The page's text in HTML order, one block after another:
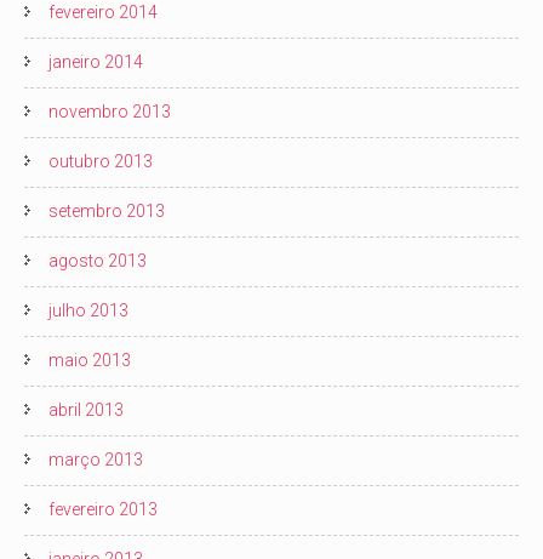
fevereiro 2014
janeiro 2014
novembro 2013
outubro 2013
setembro 2013
agosto 2013
julho 2013
maio 2013
abril 2013
março 2013
fevereiro 2013